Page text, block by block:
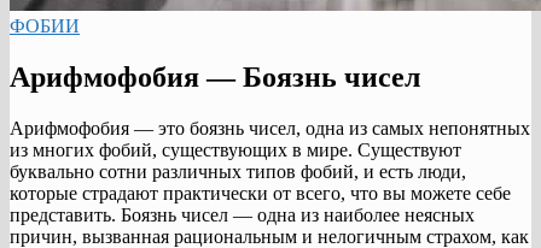
ФОБИИ
Арифмофобия — Боязнь чисел
Арифмофобия — это боязнь чисел, одна из самых непонятных
из многих фобий, существующих в мире. Существуют
буквально сотни различных типов фобий, и есть люди,
которые страдают практически от всего, что вы можете себе
представить. Боязнь чисел — одна из наиболее неясных
причин, вызванная рациональным и нелогичным страхом, как